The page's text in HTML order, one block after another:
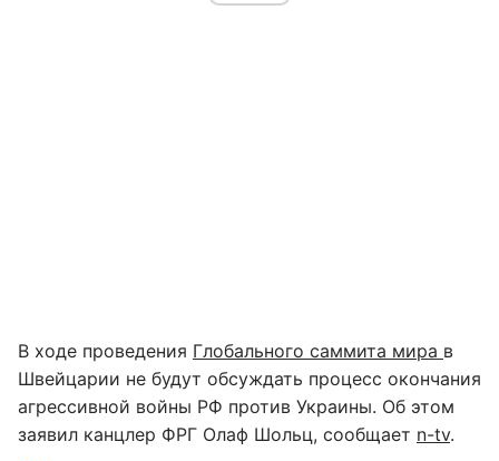
В ходе проведения Глобального саммита мира в
Швейцарии не будут обсуждать процесс окончания
агрессивной войны РФ против Украины. Об этом
заявил канцлер ФРГ Олаф Шольц, сообщает n-tv.